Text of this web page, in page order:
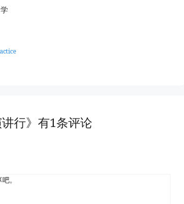
行》有1条评论
。